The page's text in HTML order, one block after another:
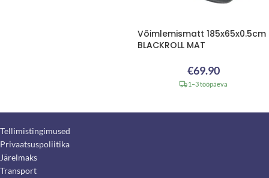
Võimlemismatt 185x65x0.5cm
BLACKROLL MAT
€69.90
1–3 tööpäeva
Tellimistingimused
Privaatsuspoliitika
Järelmaks
Transport